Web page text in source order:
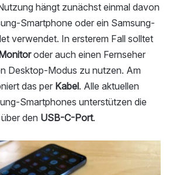
hängt zunächst einmal davon
Smartphone oder ein Samsung-
verwendet. In ersterem Fall solltet
oder auch einen Fernseher
Desktop-Modus zu nutzen. Am
das per Kabel. Alle aktuellen
Smartphones unterstützen die
den USB-C-Port.